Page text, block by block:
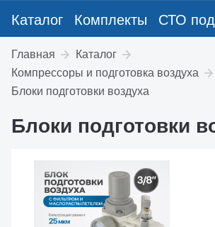
Каталог Комплекты СТО
Главная
Каталог
Компрессоры и подготовка воздуха
Блоки подготовки воздуха
Блоки подготовки